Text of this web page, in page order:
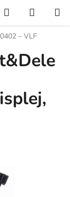
Hledat
KOŠÍK
– VLF